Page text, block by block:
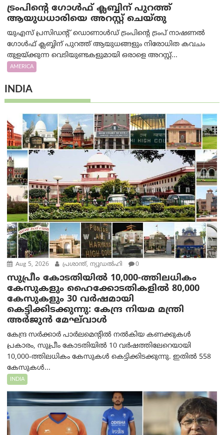
ട്രംപിന്റെ ഗോൾഫ് ക്ലബ്ബിന് പുറത്ത്
ആയുധധാരിയെ അറസ്റ്റ് ചെയ്തു
യുഎസ് പ്രസിഡന്റ് ഡൊണാൾഡ് ട്രംപിന്റെ ട്രംപ് നാഷണൽ
ഗോൾഫ് ക്ലബ്ബിന് പുറത്ത് ആയുധങ്ങളും നിരോധിത കവചം
തുളയ്ക്കുന്ന വെടിയുണ്ടകളുമായി ഒരാളെ അറസ്റ്റ്...
AMERICA
INDIA
Aug 5, 2026 പ്രശാന്ത്, ന്യൂഡല്‍ഹി 0
സുപ്രീം കോടതിയിൽ 10,000-ത്തിലധികം
കേസുകളും ഹൈക്കോടതികളിൽ 80,000
കേസുകളും 30 വർഷമായി
കെട്ടിക്കിടക്കുന്നു: കേന്ദ്ര നിയമ മന്ത്രി
അര്‍ജുന്‍ മേഘ്‌വാള്‍
കേന്ദ്ര സർക്കാർ പാർലമെന്റിൽ നൽകിയ കണക്കുകൾ
പ്രകാരം, സുപ്രീം കോടതിയിൽ 10 വർഷത്തിലേറെയായി
10,000-ത്തിലധികം കേസുകൾ കെട്ടിക്കിടക്കുന്നു. ഇതിൽ 558
കേസുകൾ...
INDIA